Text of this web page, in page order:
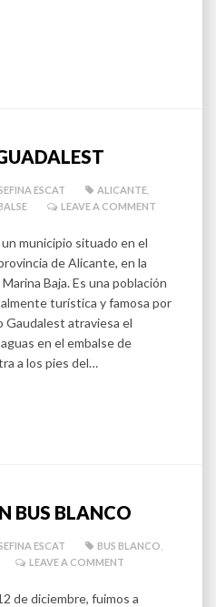
ESCAT ALICANTE
LEAVE A COMMENT
municipio situado en el
de Alicante, en la
Baja. Es una población
turística y famosa por
Gaudalest atraviesa el
en el embalse de
a los pies del…
BUS BLANCO
ESCAT BUS BLANCO
LEAVE A COMMENT
de diciembre, fuimos a